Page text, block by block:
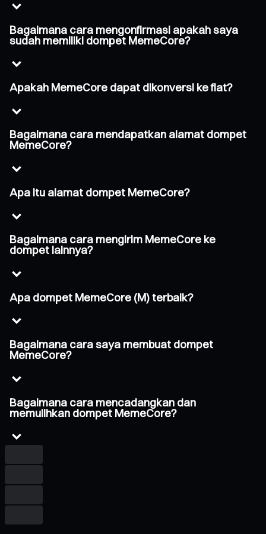
Bagaimana cara mengonfirmasi apakah saya
sudah memiliki dompet MemeCore?
Apakah MemeCore dapat dikonversi ke fiat?
Bagaimana cara mendapatkan alamat dompet
MemeCore?
Apa itu alamat dompet MemeCore?
Bagaimana cara mengirim MemeCore ke
dompet lainnya?
Apa dompet MemeCore (M) terbaik?
Bagaimana cara saya membuat dompet
MemeCore?
Bagaimana cara mencadangkan dan
memulihkan dompet MemeCore?